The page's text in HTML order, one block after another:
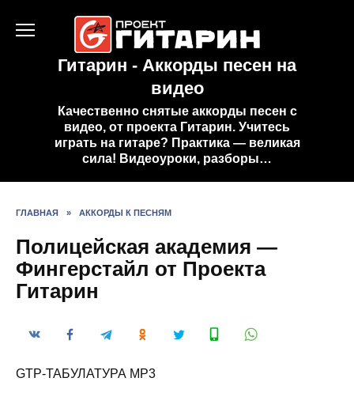
Гитарин - Аккорды песен на
видео
Качественно снятые аккорды песен с
видео, от проекта Гитарин. Учитесь
играть на гитаре? Практика — великая
сила! Видеоуроки, разборы…
ГЛАВНАЯ » АККОРДЫ К ПЕСНЯМ
Полицейская академия —
Фингерстайл от Проекта
Гитарин
GTP-ТАБУЛАТУРА MP3